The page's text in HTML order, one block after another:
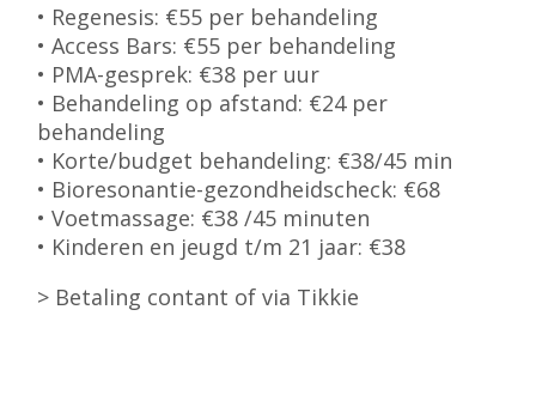
• Regenesis: €55 per behandeling
• Access Bars: €55 per behandeling
• PMA-gesprek: €38 per uur
• Behandeling op afstand: €24 per
behandeling
• Korte/budget behandeling: €38/45 min
• Bioresonantie-gezondheidscheck: €68
• Voetmassage: €38 /45 minuten
• Kinderen en jeugd t/m 21 jaar: €38
> Betaling contant of via Tikkie